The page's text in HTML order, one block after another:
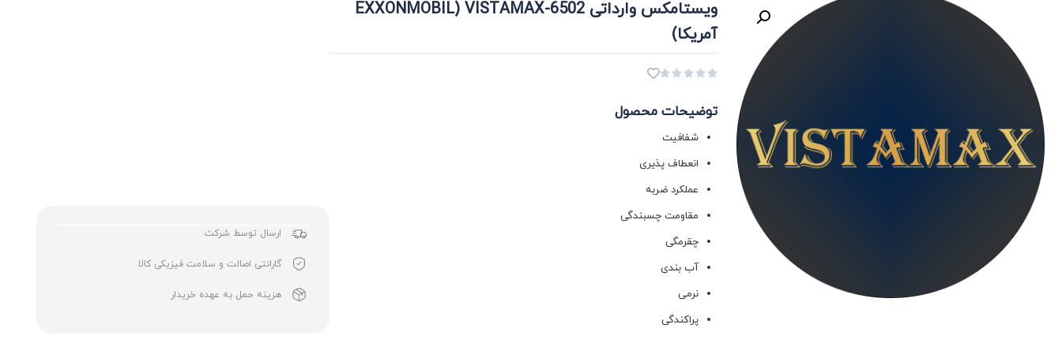
ویستامکس وارداتی VISTAMAX-6502 (EXXONMOBIL
آمریکا)





توضیحات محصول
شفافیت
انعطاف پذیری
عملکرد ضربه
مقاومت چسبندگی
چقرمگی
آب بندی
نرمی
پراکندگی
ارسال توسط شرکت
گارانتی اصالت و سلامت فیزیکی کالا
هزینه حمل به عهده خریدار